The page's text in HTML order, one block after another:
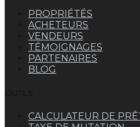
PROPRIÉTÉS
ACHETEURS
VENDEURS
TÉMOIGNAGES
PARTENAIRES
BLOG
CALCULATEUR DE